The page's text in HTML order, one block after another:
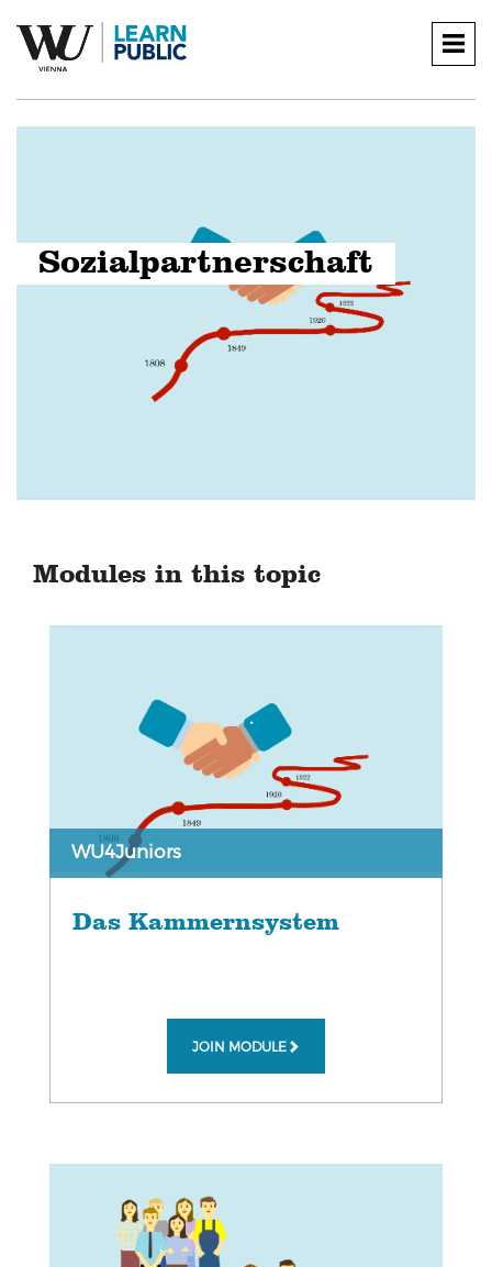
Sozialpartnerschaft
Modules in this topic
WU4Juniors
Das Kammernsystem
JOIN MODULE